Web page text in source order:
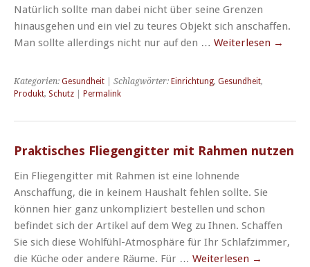
Natürlich sollte man dabei nicht über seine Grenzen
hinausgehen und ein viel zu teures Objekt sich anschaffen.
Man sollte allerdings nicht nur auf den … Weiterlesen →
Kategorien: Gesundheit | Schlagwörter: Einrichtung, Gesundheit,
Produkt, Schutz Permalink
Praktisches Fliegengitter mit Rahmen nutzen
Ein Fliegengitter mit Rahmen ist eine lohnende
Anschaffung, die in keinem Haushalt fehlen sollte. Sie
können hier ganz unkompliziert bestellen und schon
befindet sich der Artikel auf dem Weg zu Ihnen. Schaffen
Sie sich diese Wohlfühl-Atmosphäre für Ihr Schlafzimmer,
die Küche oder andere Räume. Für … Weiterlesen →